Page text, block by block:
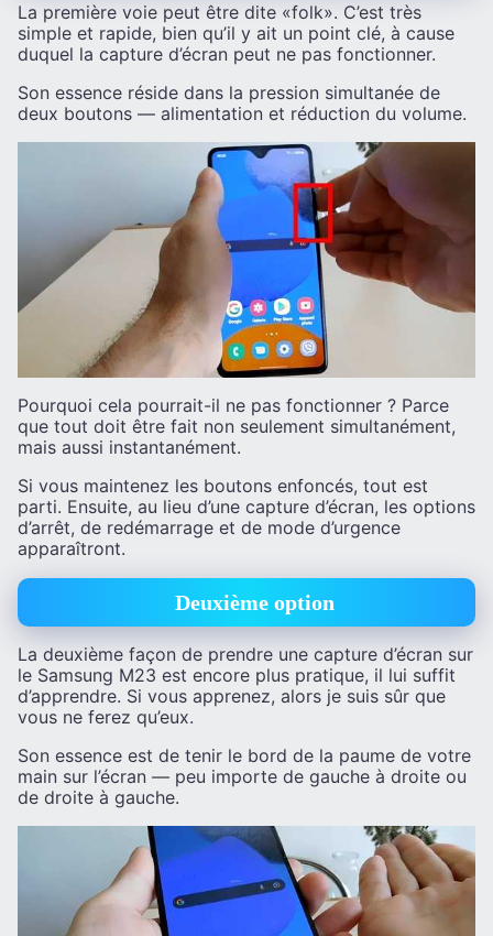
La première voie peut être dite «folk». C’est très
simple et rapide, bien qu’il y ait un point clé, à cause
duquel la capture d’écran peut ne pas fonctionner.
Son essence réside dans la pression simultanée de
deux boutons — alimentation et réduction du volume.
Pourquoi cela pourrait-il ne pas fonctionner ? Parce
que tout doit être fait non seulement simultanément,
mais aussi instantanément.
Si vous maintenez les boutons enfoncés, tout est
parti. Ensuite, au lieu d’une capture d’écran, les options
d’arrêt, de redémarrage et de mode d’urgence
apparaîtront.
Deuxième option
La deuxième façon de prendre une capture d’écran sur
le Samsung M23 est encore plus pratique, il lui suffit
d’apprendre. Si vous apprenez, alors je suis sûr que
vous ne ferez qu’eux.
Son essence est de tenir le bord de la paume de votre
main sur l’écran — peu importe de gauche à droite ou
de droite à gauche.